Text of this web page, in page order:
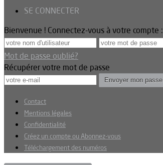
SE CONNECTER
Bienvenue ! Connectez-vous à votre compte :
Mot de passe oublié?
Récupérer votre mot de passe
Contact
Mentions légales
Confidentialité
Créez un compte ou Abonnez-vous
Téléchargement des numéros